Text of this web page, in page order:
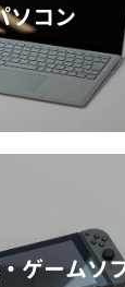
ソコン
ゲームソ